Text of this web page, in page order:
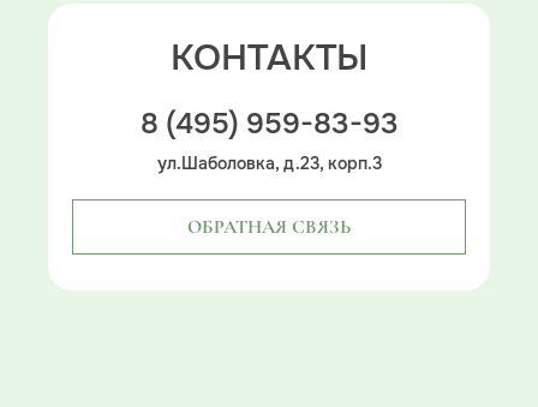
КОНТАКТЫ
8 (495) 959-83-93
ул.Шаболовка, д.23, корп.3
ОБРАТНАЯ СВЯЗЬ